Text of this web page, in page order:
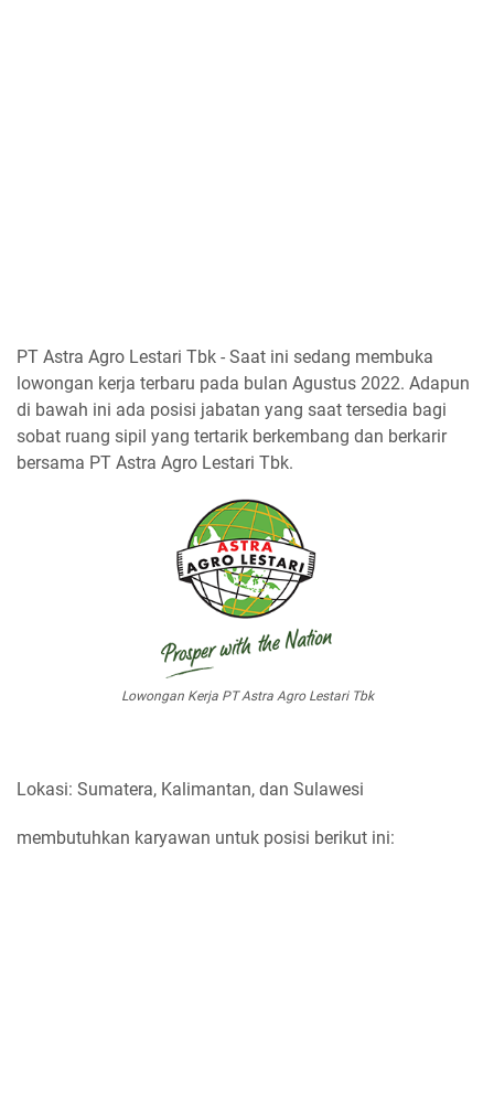
PT Astra Agro Lestari Tbk - Saat ini sedang membuka
lowongan kerja terbaru pada bulan Agustus 2022. Adapun
di bawah ini ada posisi jabatan yang saat tersedia bagi
sobat ruang sipil yang tertarik berkembang dan berkarir
bersama PT Astra Agro Lestari Tbk.
Lowongan Kerja PT Astra Agro Lestari Tbk
Lokasi: Sumatera, Kalimantan, dan Sulawesi
membutuhkan karyawan untuk posisi berikut ini: